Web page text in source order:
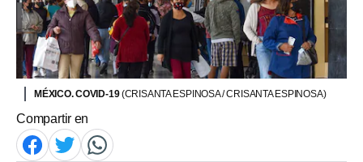
MÉXICO. COVID-19(CRISANTA ESPINOSA / CRISANTA ESPINOSA)
Compartir en